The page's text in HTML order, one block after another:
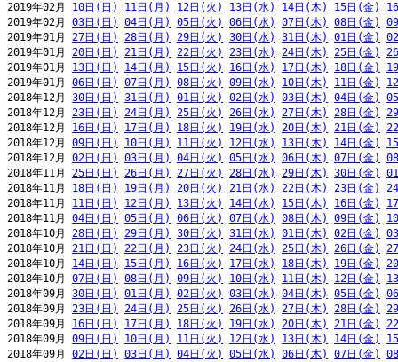
2019年02月 10日(日) 11日(月) 12日(火) 13日(水) 14日(木) 15日(金)
2019年02月 03日(日) 04日(月) 05日(火) 06日(水) 07日(木) 08日(金)
2019年01月 27日(日) 28日(月) 29日(火) 30日(水) 31日(木) 01日(金)
2019年01月 20日(日) 21日(月) 22日(火) 23日(水) 24日(木) 25日(金)
2019年01月 13日(日) 14日(月) 15日(火) 16日(水) 17日(木) 18日(金)
2019年01月 06日(日) 07日(月) 08日(火) 09日(水) 10日(木) 11日(金)
2018年12月 30日(日) 31日(月) 01日(火) 02日(水) 03日(木) 04日(金)
2018年12月 23日(日) 24日(月) 25日(火) 26日(水) 27日(木) 28日(金)
2018年12月 16日(日) 17日(月) 18日(火) 19日(水) 20日(木) 21日(金)
2018年12月 09日(日) 10日(月) 11日(火) 12日(水) 13日(木) 14日(金)
2018年12月 02日(日) 03日(月) 04日(火) 05日(水) 06日(木) 07日(金)
2018年11月 25日(日) 26日(月) 27日(火) 28日(水) 29日(木) 30日(金)
2018年11月 18日(日) 19日(月) 20日(火) 21日(水) 22日(木) 23日(金)
2018年11月 11日(日) 12日(月) 13日(火) 14日(水) 15日(木) 16日(金)
2018年11月 04日(日) 05日(月) 06日(火) 07日(水) 08日(木) 09日(金)
2018年10月 28日(日) 29日(月) 30日(火) 31日(水) 01日(木) 02日(金)
2018年10月 21日(日) 22日(月) 23日(火) 24日(水) 25日(木) 26日(金)
2018年10月 14日(日) 15日(月) 16日(火) 17日(水) 18日(木) 19日(金)
2018年10月 07日(日) 08日(月) 09日(火) 10日(水) 11日(木) 12日(金)
2018年09月 30日(日) 01日(月) 02日(火) 03日(水) 04日(木) 05日(金)
2018年09月 23日(日) 24日(月) 25日(火) 26日(水) 27日(木) 28日(金)
2018年09月 16日(日) 17日(月) 18日(火) 19日(水) 20日(木) 21日(金)
2018年09月 09日(日) 10日(月) 11日(火) 12日(水) 13日(木) 14日(金)
2018年09月 02日(日) 03日(月) 04日(火) 05日(水) 06日(木) 07日(金)